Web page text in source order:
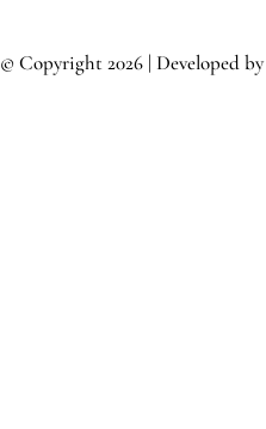
© Copyright2026 | Developed by